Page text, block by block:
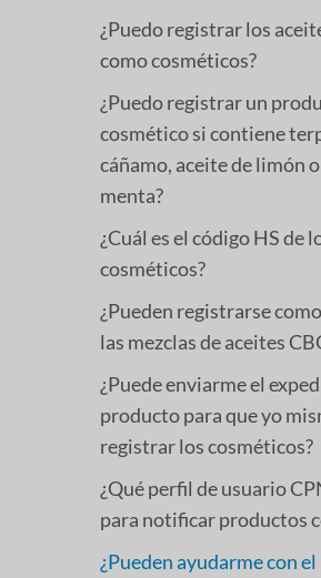
¿Puedo registrar los
como cosméticos?
¿Puedo registrar un
cosmético si contiene
cáñamo, aceite de limón
menta?
¿Cuál es el código HS de
cosméticos?
¿Pueden registrarse
las mezclas de aceites
¿Puede enviarme el
producto para que yo
registrar los cosméticos?
¿Qué perfil de usuario
para notificar productos
¿Pueden ayudarme con